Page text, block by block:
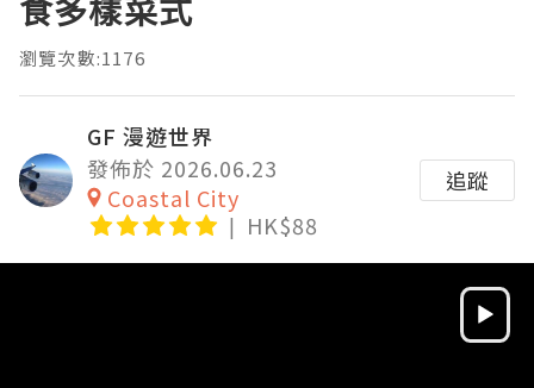
食多樣菜式
瀏覽次數:1176
GF 漫遊世界
發佈於 2026.06.23
Coastal City
HK$88
追蹤